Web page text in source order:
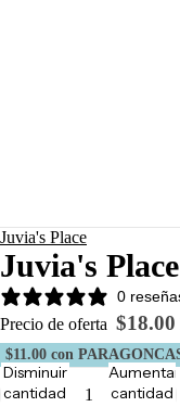
Juvia's Place
Juvia's
0
Precio de oferta $18.00
$11.00 con
Disminuir
cantidad
Aumentar
cantidad